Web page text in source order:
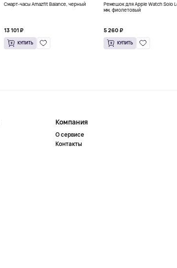
Смарт-часы Amazfit Balance, черный
13 101 ₽
КУПИТЬ
Ремешок для Apple Watch Solo
мм, фиолетовый
5 260 ₽
КУПИТЬ
Компания
О сервисе
Контакты